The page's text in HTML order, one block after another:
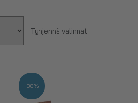
Tyhjennä valinnat
-38%